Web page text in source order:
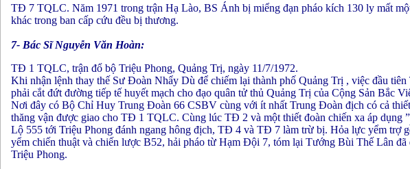
TĐ 7 TQLC. Năm 1971 trong trận Hạ Lào, BS Ánh bị miểng đạn pháo kích 130 ly mất
khác trong ban cấp cứu đều bị thương.
7- Bác Sĩ Nguyễn Văn Hoàn:
TĐ 1 TQLC, trận đổ bộ Triệu Phong, Quảng Trị, ngày 11/7/1972.
Khi nhận lệnh thay thế Sư Đoàn Nhẩy Dù để chiếm lại thành phố Quảng Trị , việc đầu
phải cắt đứt đường tiếp tế huyết mạch cho đạo quân tử thủ Quảng Trị của Cộng Sản Bắc
Nơi đây có Bộ Chỉ Huy Trung Đoàn 66 CSBV cùng với ít nhất Trung Đoàn địch có cả
thăng vận được giao cho TĐ 1 TQLC. Cùng lúc TĐ 2 và một thiết đoàn chiến xa áp
Lộ 555 tới Triệu Phong đánh ngang hông địch, TĐ 4 và TĐ 7 làm trừ bị. Hỏa lực yểm trợ
yểm chiến thuật và chiến lược B52, hải pháo từ Hạm Đội 7, tóm lại Tướng Bùi Thế Lân đã
Triệu Phong.